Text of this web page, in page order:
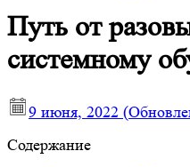
Путь от
системному
9 июня, 2022
Содержание